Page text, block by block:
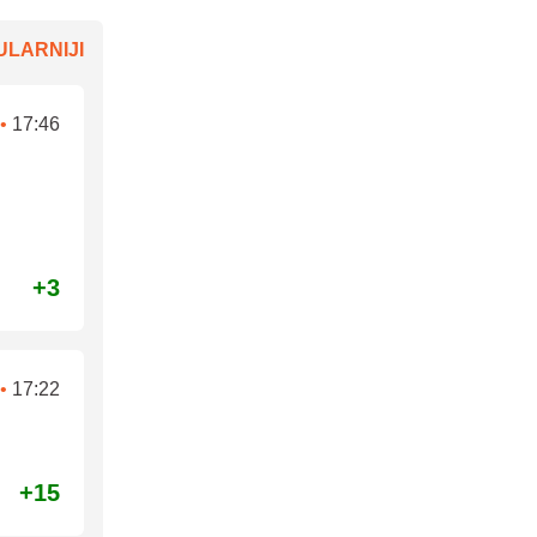
• 17:46
+3
• 17:22
+15